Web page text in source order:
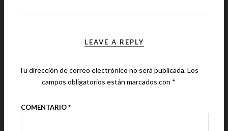
LEAVE A REPLY
Tu dirección de correo electrónico no será publicada.Los
campos obligatorios están marcados con *
COMENTARIO*